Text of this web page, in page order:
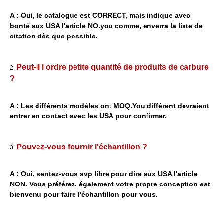
A : Oui, le catalogue est CORRECT, mais indique avec
bonté aux USA l'article NO.you comme, enverra la liste de
citation dès que possible.
2. Peut-il l ordre petite quantité de produits de carbure
?
A : Les différents modèles ont MOQ.You différent devraient
entrer en contact avec les USA pour confirmer.
3. Pouvez-vous fournir l'échantillon ?
A : Oui, sentez-vous svp libre pour dire aux USA l'article
NON. Vous préférez, également votre propre conception est
bienvenu pour faire l'échantillon pour vous.